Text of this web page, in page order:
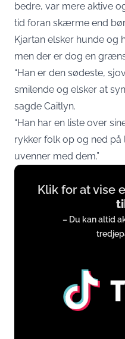
bedre, var mere aktive
tid foran skærme end
Kjartan elsker hunde og
men der er dog en
“Han er den sødeste,
smilende og elsker at
sagde Caitlyn.
“Han har en liste over
rykker folk op og ned på
uvenner med dem.”
Display
content
www.tiktok.com
Klik for at vise
– Du kan altid